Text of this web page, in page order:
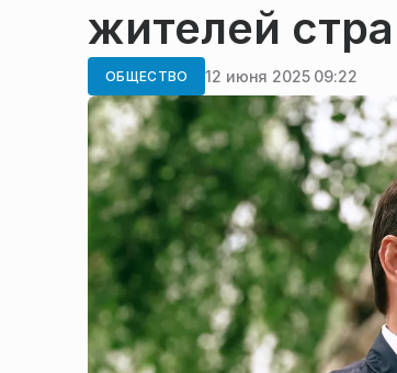
жителей
ОБЩЕСТВО 12 июня 2025 09:22